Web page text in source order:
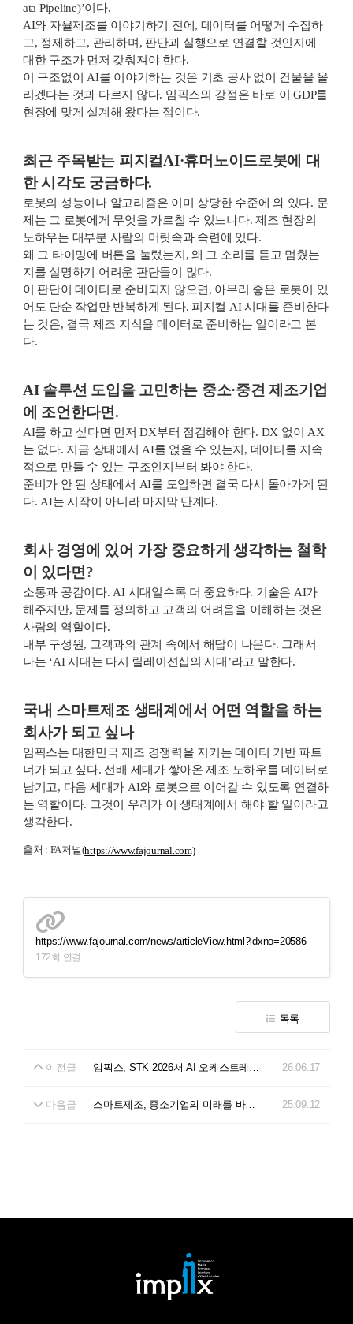
ata Pipeline)’이다.
AI와 자율제조를 이야기하기 전에, 데이터를 어떻게 수집하
고, 정제하고, 관리하며, 판단과 실행으로 연결할 것인지에
대한 구조가 먼저 갖춰져야 한다.
이 구조없이 AI를 이야기하는 것은 기초 공사 없이 건물을 올
리겠다는 것과 다르지 않다. 임픽스의 강점은 바로 이 GDP를
현장에 맞게 설계해 왔다는 점이다.
최근 주목받는 피지컬AI·휴머노이드로봇에 대
한 시각도 궁금하다.
로봇의 성능이나 알고리즘은 이미 상당한 수준에 와 있다. 문
제는 그 로봇에게 무엇을 가르칠 수 있느냐다. 제조 현장의
노하우는 대부분 사람의 머릿속과 숙련에 있다.
왜 그 타이밍에 버튼을 눌렀는지, 왜 그 소리를 듣고 멈췄는
지를 설명하기 어려운 판단들이 많다.
이 판단이 데이터로 준비되지 않으면, 아무리 좋은 로봇이 있
어도 단순 작업만 반복하게 된다. 피지컬 AI 시대를 준비한다
는 것은, 결국 제조 지식을 데이터로 준비하는 일이라고 본
다.
AI 솔루션 도입을 고민하는 중소·중견 제조기업
에 조언한다면.
AI를 하고 싶다면 먼저 DX부터 점검해야 한다. DX 없이 AX
는 없다. 지금 상태에서 AI를 얹을 수 있는지, 데이터를 지속
적으로 만들 수 있는 구조인지부터 봐야 한다.
준비가 안 된 상태에서 AI를 도입하면 결국 다시 돌아가게 된
다. AI는 시작이 아니라 마지막 단계다.
회사 경영에 있어 가장 중요하게 생각하는 철학
이 있다면?
소통과 공감이다. AI 시대일수록 더 중요하다. 기술은 AI가
해주지만, 문제를 정의하고 고객의 어려움을 이해하는 것은
사람의 역할이다.
내부 구성원, 고객과의 관계 속에서 해답이 나온다. 그래서
나는 ‘AI 시대는 다시 릴레이션십의 시대’라고 말한다.
국내 스마트제조 생태계에서 어떤 역할을 하는
회사가 되고 싶나
임픽스는 대한민국 제조 경쟁력을 지키는 데이터 기반 파트
너가 되고 싶다. 선배 세대가 쌓아온 제조 노하우를 데이터로
남기고, 다음 세대가 AI와 로봇으로 이어갈 수 있도록 연결하
는 역할이다. 그것이 우리가 이 생태계에서 해야 할 일이라고
생각한다.
출처 : FA저널(https://www.fajournal.com)
https://www.fajournal.com/news/articleView.html?idxno=20586
172회 연결
목록
이전글
임픽스, STK 2026서 AI 오케스트레이
자율 대응으로 제조 AX 혁신 구현!
26.06.17
다음글
스마트제조, 중소기업의 미래를 바꾸
25.09.12